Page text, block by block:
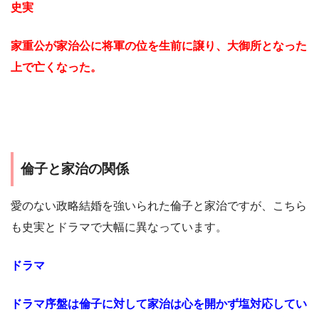
史実
家重公が家治公に将軍の位を生前に譲り、大御所となった
上で亡くなった。
倫子と家治の関係
愛のない政略結婚を強いられた倫子と家治ですが、こちら
も史実とドラマで大幅に異なっています。
ドラマ
ドラマ序盤は倫子に対して家治は心を開かず塩対応してい